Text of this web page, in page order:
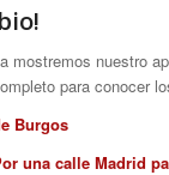
mostremos nuestro
para conocer
Burgos
una calle Madrid